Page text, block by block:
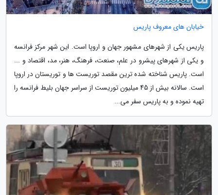
خیابان های معروف پاریس
پاریس یکی از شهرهای مشهور جهان و اروپا است. این شهر مرکز فرانسه
و یکی از شهرهای پیشرو در علم، صنعت، فرهنگ، هنر، مد، اقتصاد و ...
است. پاریس شناخته شده ترین مقصد توریست ها و توریستان در اروپا
است. سالانه بیش از 45 میلیون توریست از سراسر جهان بلیط فرانسه را
تهیه نموده و به پاریس سفر می...